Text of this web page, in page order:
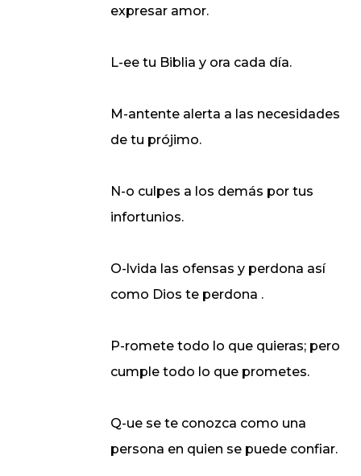
expresar amor.
L-ee tu Biblia y ora cada día.
M-antente alerta a las necesidades
de tu prójimo.
N-o culpes a los demás por tus
infortunios.
O-lvida las ofensas y perdona así
como Dios te perdona .
P-romete todo lo que quieras; pero
cumple todo lo que prometes.
Q-ue se te conozca como una
persona en quien se puede confiar.